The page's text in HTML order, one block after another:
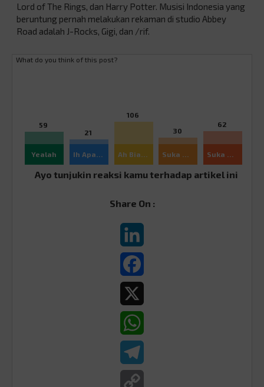
Lord of The Rings, dan Harry Potter. Musisi Indonesia yang
beruntung pernah melakukan rekaman di studio Abbey
Road adalah J-Rocks, Gigi, dan /rif.
What do you think of this post?
59
Yealah
21
106
30
62
Ayo tunjukin reaksi kamu terhadap artikel ini
Share On :